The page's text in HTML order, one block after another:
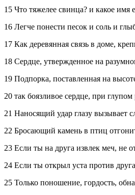
15 Что тяжелее свинца? и какое имя
16 Легче понести песок и соль и
17 Как деревянная связь в доме,
18 Сердце, утвержденное на
19 Подпорка, поставленная на
20 так боязливое сердце, при
21 Наносящий удар глазу вызывает
22 Бросающий камень в птиц
23 Если ты на друга извлек меч, не
24 Если ты открыл уста против
25 Только поношение, гордость,